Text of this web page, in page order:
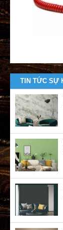
TIN TỨC SỰ